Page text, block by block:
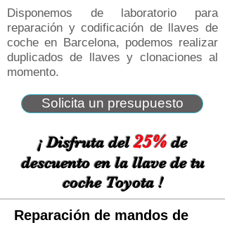
Disponemos de laboratorio para
reparación y codificación de llaves de
coche en Barcelona, podemos realizar
duplicados de llaves y clonaciones al
momento.
Solicita un presupuesto
¡ Disfruta del25% de
descuento en la llave de tu
coche Toyota !
Reparación de mandos de